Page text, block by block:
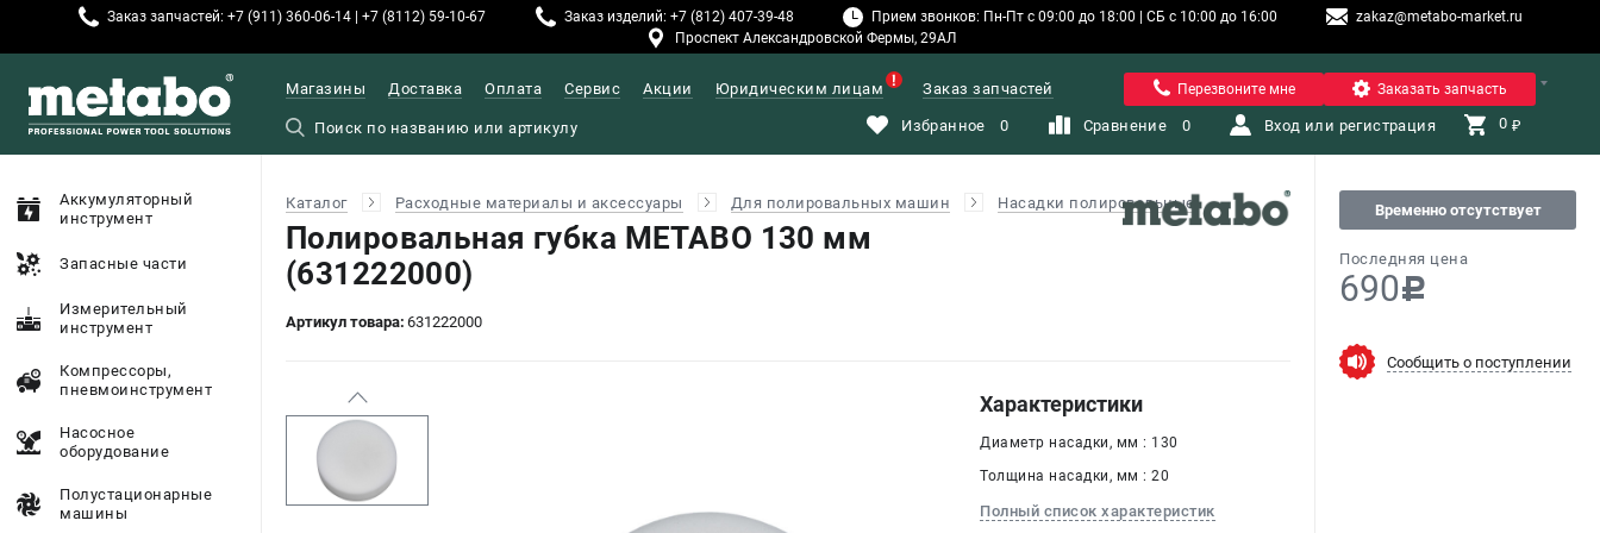
Заказ запчастей: +7 (911) 360-06-14 | +7 (8112) 59-10-67 Заказ изделий: +7 (812) 407-39-48 Прием звонков: Пн-Пт с 09:00 до 18:00 | СБ с 10:00 до 16:00
zakaz@metabo-market.ru
Проспект Александровской Фермы, 29АЛ
Санкт-Петербург
Магазины Доставка Оплата Сервис Акции Юридическим лицам Заказ запчастей Перезвоните мне Заказать запчасть
Избранное 0 Сравнение 0 Вход или регистрация 0 ₽
Аккумуляторный
инструмент
Запасные части
Измерительный
инструмент
Компрессоры,
пневмоинструмент
Насосное
оборудование
Полустационарные
машины
Каталог Расходные материалы и аксессуары Для полировальных машин Насадки полировальные
Полировальная губка METABO 130 мм
(631222000)
Артикул товара: 631222000
Временно отсутствует
Последняя цена
690c
Сообщить о поступлении
Характеристики
Диаметр насадки, мм : 130
Толщина насадки, мм : 20
Полный список характеристик